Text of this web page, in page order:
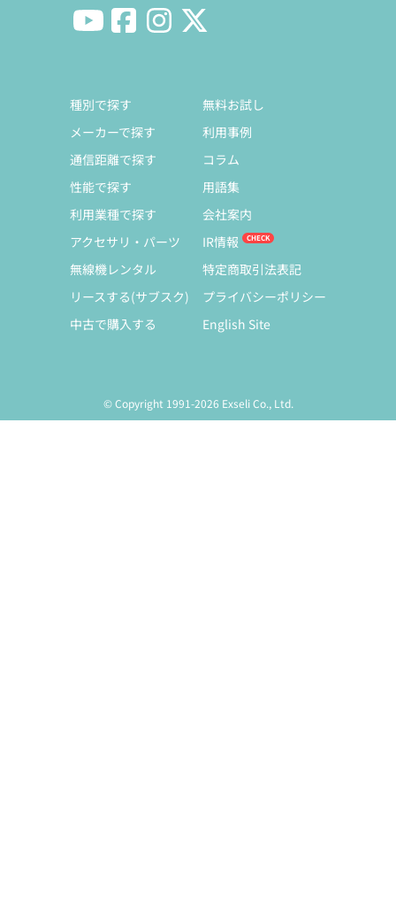
種別で探す
メーカーで探す
通信距離で探す
性能で探す
利用業種で探す
アクセサリ・パーツ
無線機レンタル
リースする(サブスク)
中古で購入する
無料お試し
利用事例
コラム
用語集
会社案内
IR情報
特定商取引法表記
プライバシーポリシー
English Site
© Copyright 1991-2026 Exseli Co., Ltd.